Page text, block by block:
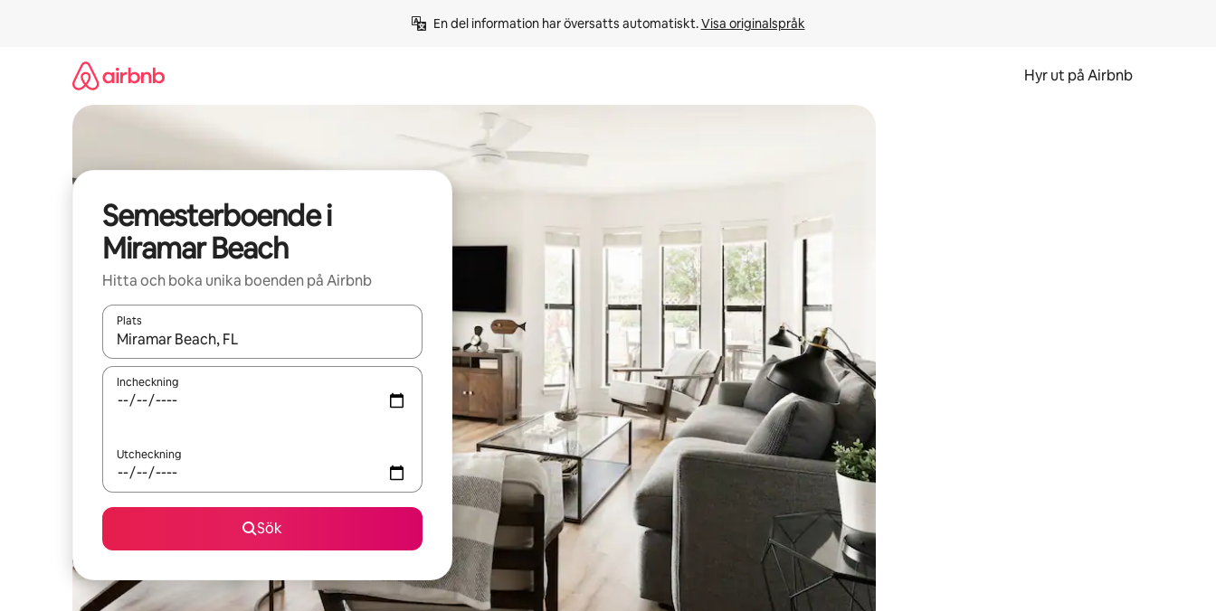
En del information har översatts automatiskt. Visa originalspråk
Hyr ut på Airbnb
Semesterboende i
Miramar Beach
Hitta och boka unika boenden på Airbnb
Plats
När resultaten är tillgängliga kan du navigera med upp- och nedåtpilarna eller utforska genom att trycka eller svepa.
Incheckning
Utcheckning
Sök